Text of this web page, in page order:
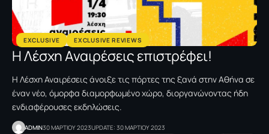
EXCLUSIVE EXCLUSIVE REVIEWS
H Λέσχη Αναιρέσεις επιστρέφει!
Η Λέσχη Αναιρέσεις άνοιξε τις πόρτες της ξανά στην Αθήνα σε
έναν νέο, όμορφα διαμορφωμένο χώρο, διοργανώνοντας ήδη
ενδιαφέρουσες εκδηλώσεις.
ADMIN30 ΜΑΡΤΙΟΥ 2023UPDATE: 30 ΜΑΡΤΙΟΥ 2023